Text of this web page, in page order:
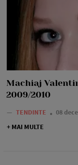
Machiaj
2009/2010
— TENDINTE
08
+ MAI MULTE